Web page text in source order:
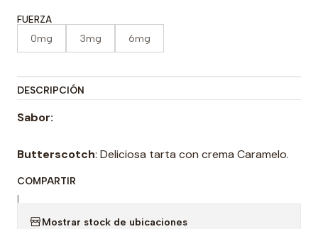
FUERZA
0mg 3mg 6mg
DESCRIPCIÓN
Sabor:
Butterscotch: Deliciosa tarta con crema Caramelo.
COMPARTIR
|
Mostrar stock de ubicaciones